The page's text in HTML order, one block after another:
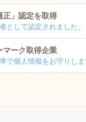
」 認定を取得
として認定されました。
マーク取得企業
で個人情報をお守りしま